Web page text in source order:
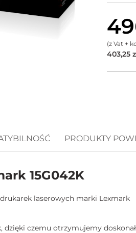
(z Vat +
403,25
PRODUKTY
15G042K
laserowych marki Lexmark
dzięki czemu otrzymujemy